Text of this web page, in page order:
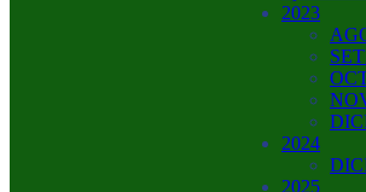
2023
2024
2025